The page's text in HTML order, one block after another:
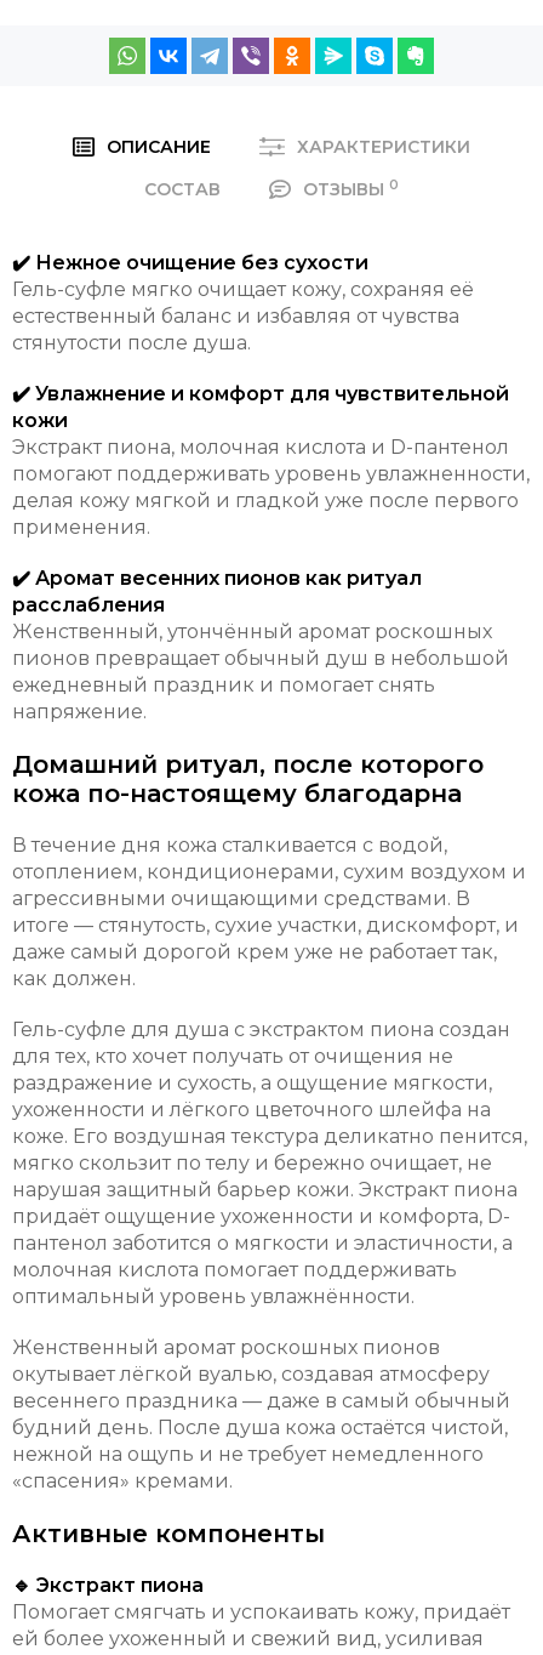
ОПИСАНИЕ
ХАРАКТЕРИСТИКИ
СОСТАВ
ОТЗЫВЫ 0
✔️ Нежное очищение без сухости
Гель-суфле мягко очищает кожу, сохраняя её
естественный баланс и избавляя от чувства
стянутости после душа.
✔️ Увлажнение и комфорт для чувствительной
кожи
Экстракт пиона, молочная кислота и D-пантенол
помогают поддерживать уровень увлажненности,
делая кожу мягкой и гладкой уже после первого
применения.
✔️ Аромат весенних пионов как ритуал
расслабления
Женственный, утончённый аромат роскошных
пионов превращает обычный душ в небольшой
ежедневный праздник и помогает снять
напряжение.
Домашний ритуал, после которого
кожа по-настоящему благодарна
В течение дня кожа сталкивается с водой,
отоплением, кондиционерами, сухим воздухом и
агрессивными очищающими средствами. В
итоге — стянутость, сухие участки, дискомфорт, и
даже самый дорогой крем уже не работает так,
как должен.
Гель-суфле для душа с экстрактом пиона создан
для тех, кто хочет получать от очищения не
раздражение и сухость, а ощущение мягкости,
ухоженности и лёгкого цветочного шлейфа на
коже. Его воздушная текстура деликатно пенится,
мягко скользит по телу и бережно очищает, не
нарушая защитный барьер кожи. Экстракт пиона
придаёт ощущение ухоженности и комфорта, D-
пантенол заботится о мягкости и эластичности, а
молочная кислота помогает поддерживать
оптимальный уровень увлажнённости.
Женственный аромат роскошных пионов
окутывает лёгкой вуалью, создавая атмосферу
весеннего праздника — даже в самый обычный
будний день. После душа кожа остаётся чистой,
нежной на ощупь и не требует немедленного
«спасения» кремами.
Активные компоненты
🔹 Экстракт пиона
Помогает смягчать и успокаивать кожу, придаёт
ей более ухоженный и свежий вид, усиливая